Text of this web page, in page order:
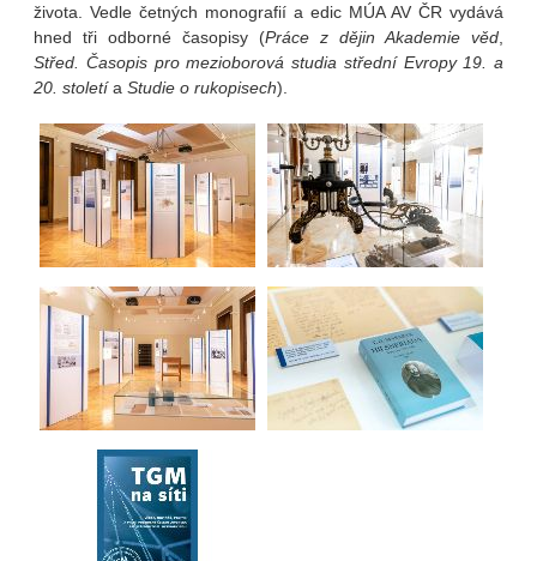
života. Vedle četných monografií a edic MÚA AV ČR vydává
hned tři odborné časopisy (Práce z dějin Akademie věd
Střed.
Časopis pro mezioborová studia střední Evropy 19. a
20. stoletía Studie o rukopisech).